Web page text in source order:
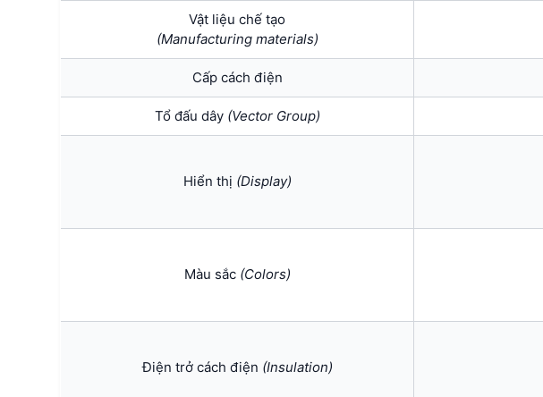
Vật liệu chế tạo
(Manufacturing materials)
Cấp cách điện
Tổ đấu dây (Vector Group)
Hiển thị (Display)
Màu sắc (Colors)
Điện trở cách điện (Insulation)